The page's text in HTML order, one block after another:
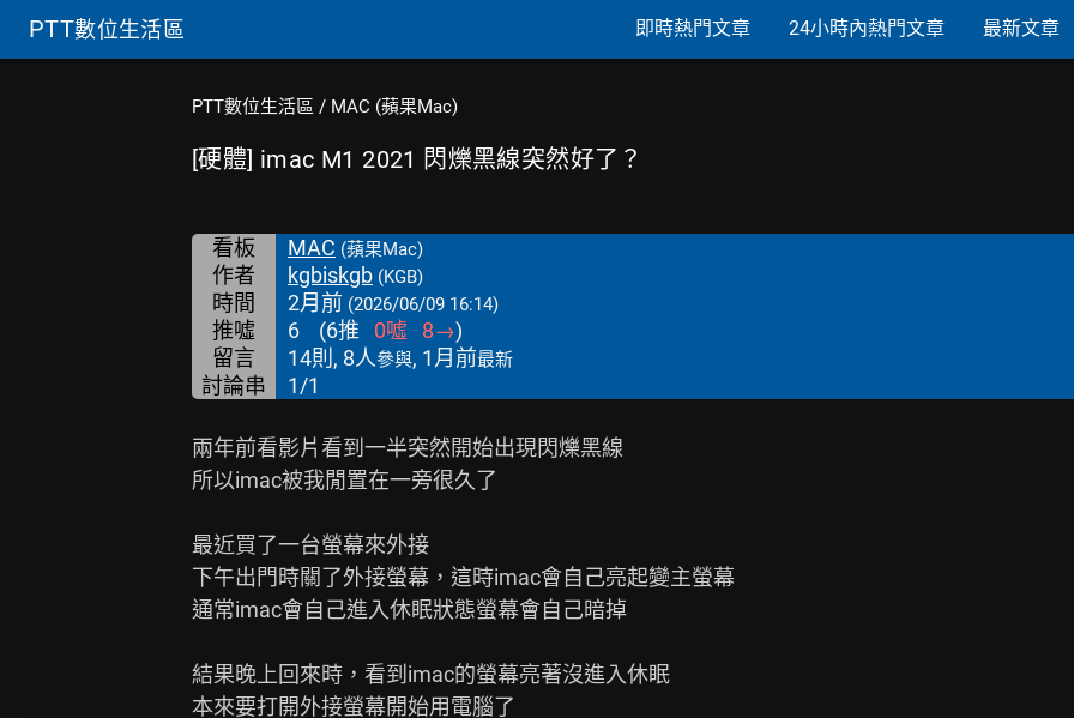
PTT數位生活區 即時熱門文章 24小時內熱門文章 最新文章
PTT數位生活區 / MAC (蘋果Mac)
[硬體] imac M1 2021 閃爍黑線突然好了？
看板 MAC (蘋果Mac)
作者 kgbiskgb (KGB)
時間 2月前 (2026/06/09 16:14)
推噓 6 (6推 0噓 8→)
留言
14則, 8人參與, 1月前最新
討論串 1/1
兩年前看影片看到一半突然開始出現閃爍黑線
所以imac被我閒置在一旁很久了
最近買了一台螢幕來外接
下午出門時關了外接螢幕，這時imac會自己亮起變主螢幕
通常imac會自己進入休眠狀態螢幕會自己暗掉
結果晚上回來時，看到imac的螢幕亮著沒進入休眠
本來要打開外接螢幕開始用電腦了